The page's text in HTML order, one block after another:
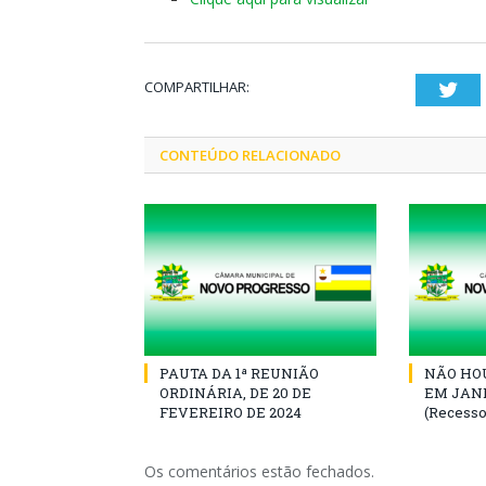
COMPARTILHAR:
CONTEÚDO RELACIONADO
PAUTA DA 1ª REUNIÃO
ORDINÁRIA, DE 20 DE
FEVEREIRO DE 2024
NÃO
EM
Os comentários estão fechados.